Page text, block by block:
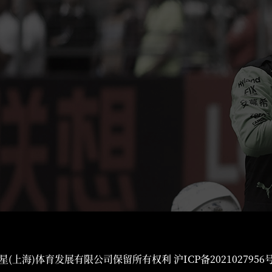
(上海)体育发展有限公司保留所有权利 沪ICP备2021027956